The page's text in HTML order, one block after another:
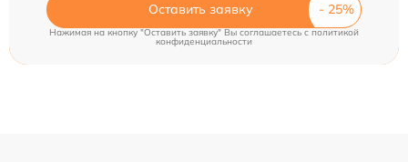
Оставить заявку
Нажимая на кнопку "Оставить заявку" Вы соглашаетесь cполитикой
конфиденциальности